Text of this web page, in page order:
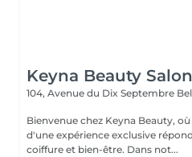
Keyna Beauty Salon
104, Avenue du Dix Septembre
Bienvenue chez Keyna Beauty,
d'une expérience exclusive
coiffure et bien-être. Dans not...